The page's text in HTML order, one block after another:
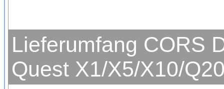
Lieferumfang CORS
Quest X1/X5/X10/